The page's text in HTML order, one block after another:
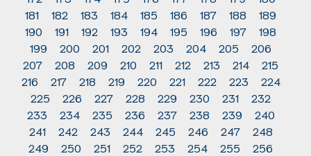
181
182 183 184 185 186 187 188
189
190
191 192 193 194 195 196 197
198
199
200 201 202 203 204 205
206
207
208 209 210 211 212 213 214
215
216
217 218 219 220 221 222 223
224
225
226 227 228 229 230 231
232
233
234 235 236 237 238 239
240
241
242 243 244 245 246 247
248
249
250 251 252 253 254 255
256